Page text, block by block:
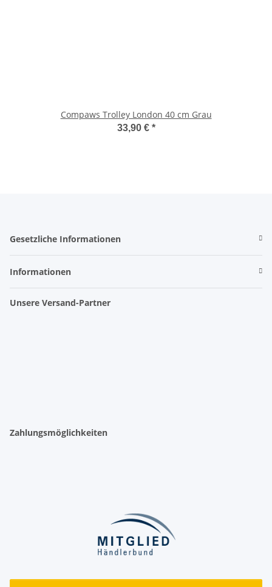
Compaws Trolley London 40 cm Grau
33,90 € *
Gesetzliche Informationen
Informationen
Unsere Versand-Partner
Zahlungsmöglichkeiten